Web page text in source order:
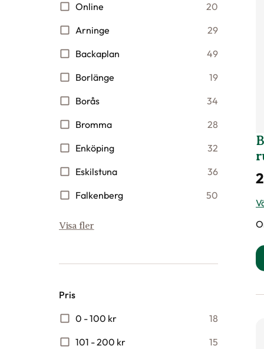
Online
20
Arninge
29
Backaplan
49
Borlänge
19
Borås
34
Bromma
28
Enköping
32
Eskilstuna
36
Falkenberg
50
Visa fler
Pris
0 - 100 kr
18
101 - 200 kr
15